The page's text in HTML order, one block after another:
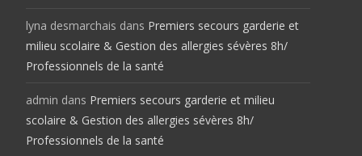
lyna desmarchais dans Premiers secours garderie et
milieu scolaire & Gestion des allergies sévères 8h/
Professionnels de la santé
admin dans Premiers secours garderie et milieu
scolaire & Gestion des allergies sévères 8h/
Professionnels de la santé